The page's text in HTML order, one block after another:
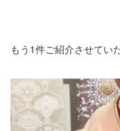
もう 1件ご紹介させてい